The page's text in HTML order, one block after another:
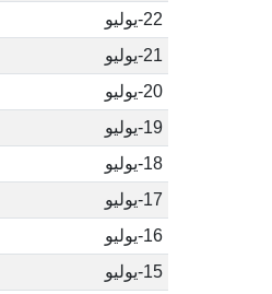
22-يوليو
21-يوليو
20-يوليو
19-يوليو
18-يوليو
17-يوليو
16-يوليو
15-يوليو